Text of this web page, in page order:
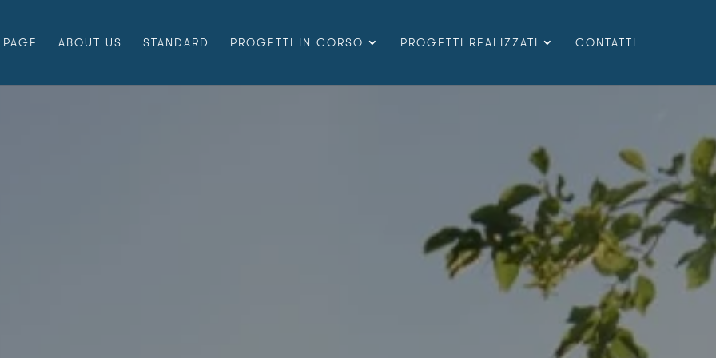
ABOUT US STANDARD PROGETTI IN CORSO PROGETTI REALIZZATI CONTATTI